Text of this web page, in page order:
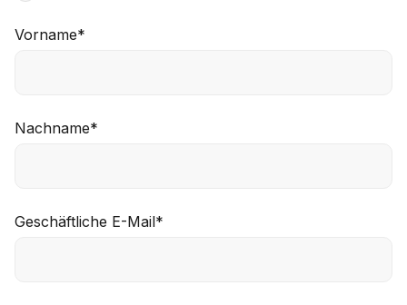
Vorname*
Nachname*
Geschäftliche E-Mail*